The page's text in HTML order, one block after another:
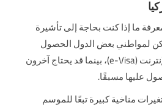
ما إذا كنت بحاجة إلى تأشيرة
لمواطني بعض الدول الحصول
على التأشيرة عبر الإنترنت (e-Visa)، بينما قد يحتاج آخرون
عليها مسبقًا.
مناخية كبيرة تبعًا للموسم